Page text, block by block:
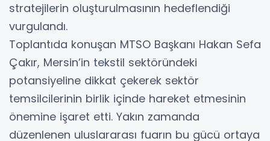
stratejilerin oluşturulmasının hedeflendiği
vurgulandı.
Toplantıda konuşan MTSO Başkanı Hakan Sefa
Çakır, Mersin’in tekstil sektöründeki
potansiyeline dikkat çekerek sektör
temsilcilerinin birlik içinde hareket etmesinin
önemine işaret etti. Yakın zamanda
düzenlenen uluslararası fuarın bu gücü ortaya